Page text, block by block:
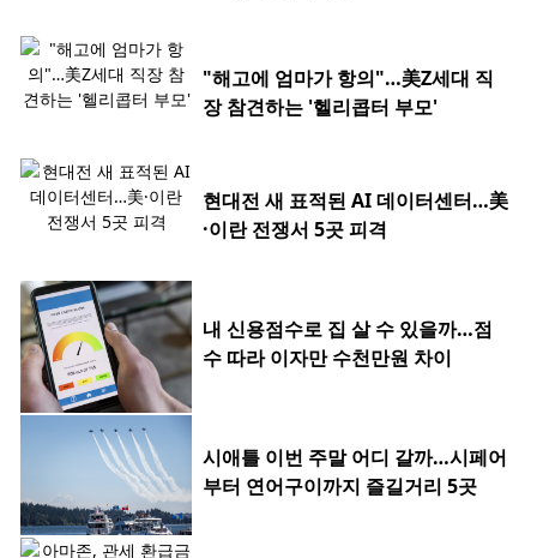
"해고에 엄마가 항의"…美Z세대 직
장 참견하는 '헬리콥터 부모'
현대전 새 표적된 AI 데이터센터…美
·이란 전쟁서 5곳 피격
내 신용점수로 집 살 수 있을까…점
수 따라 이자만 수천만원 차이
시애틀 이번 주말 어디 갈까…시페어
부터 연어구이까지 즐길거리 5곳